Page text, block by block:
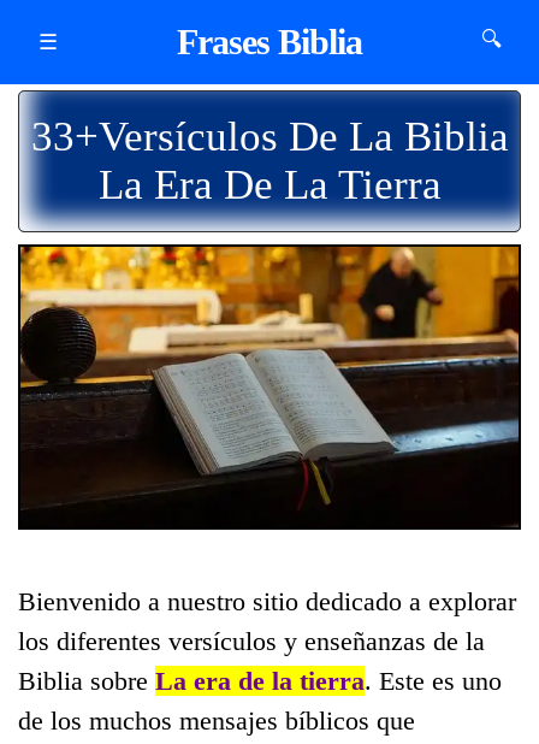
☰ Frases Biblia 🔍
33+Versículos De La Biblia
La Era De La Tierra
Bienvenido a nuestro sitio dedicado a explorar
los diferentes versículos y enseñanzas de la
Biblia sobre La era de la tierra. Este es uno
de los muchos mensajes bíblicos que